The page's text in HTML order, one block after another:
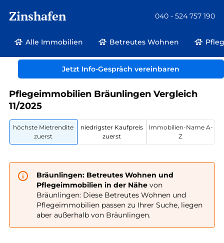
Zinshafen 040 - 524 757 190
Alle Immobilien Betreutes Wohnen
Jetzt Info-Gespräch vereinbaren
Betreutes Wohnen und Pflegeimmobilien
Deutschland
Baden-Württemberg
Bräunlingen
Pflegeimmobilien Bräunlingen Vergleich
11/2025
höchste Mietrendite
zuerst
niedrigster Kaufpreis
zuerst
Immobilien-Name A-
Z
Bräunlingen: Betreutes Wohnen und
Pflegeimmobilien in der Nähevon
Bräunlingen: Diese Betreutes Wohnen und
Pflegeimmobilien passen zu Ihrer Suche, liegen
aber außerhalb von Bräunlingen.